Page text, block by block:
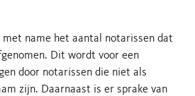
name het aantal notarissen dat
Dit wordt voor een
door notarissen die niet als
zijn. Daarnaast is er sprake van